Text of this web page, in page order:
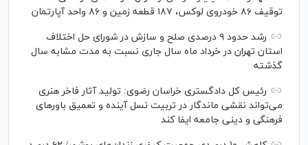
توقیف ۸۶ خودروی لوکس، ۱۸۷ قطعه زمین و ۸۶ واحد آپارتمان
رشد حدود ۹ درصدی صلح و سازش در شورای حل اختلاف
استان تهران در خرداد ماه سال جاری نسبت به مدت مشابه سال
گذشته
رئیس کل دادگستری خراسان رضوی: تولید آثار فاخر هنری
می‌تواند نقشی ماندگار در تربیت نسل آینده و تعمیق باور‌های
فرهنگی و دینی جامعه ایفا کند